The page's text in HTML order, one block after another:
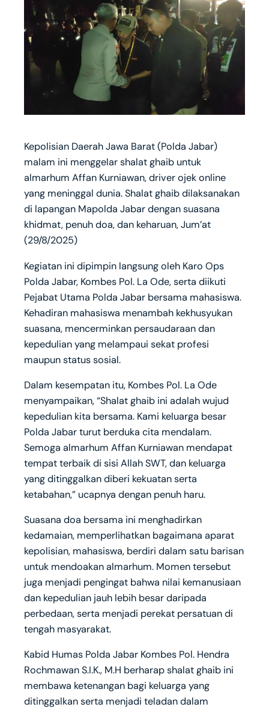
Kepolisian Daerah Jawa Barat (Polda Jabar)
malam ini menggelar shalat ghaib untuk
almarhum Affan Kurniawan, driver ojek online
yang meninggal dunia. Shalat ghaib dilaksanakan
di lapangan Mapolda Jabar dengan suasana
khidmat, penuh doa, dan keharuan, Jum’at
(29/8/2025)
Kegiatan ini dipimpin langsung oleh Karo Ops
Polda Jabar, Kombes Pol. La Ode, serta diikuti
Pejabat Utama Polda Jabar bersama mahasiswa.
Kehadiran mahasiswa menambah kekhusyukan
suasana, mencerminkan persaudaraan dan
kepedulian yang melampaui sekat profesi
maupun status sosial.
Dalam kesempatan itu, Kombes Pol. La Ode
menyampaikan, “Shalat ghaib ini adalah wujud
kepedulian kita bersama. Kami keluarga besar
Polda Jabar turut berduka cita mendalam.
Semoga almarhum Affan Kurniawan mendapat
tempat terbaik di sisi Allah SWT, dan keluarga
yang ditinggalkan diberi kekuatan serta
ketabahan,” ucapnya dengan penuh haru.
Suasana doa bersama ini menghadirkan
kedamaian, memperlihatkan bagaimana aparat
kepolisian, mahasiswa, berdiri dalam satu barisan
untuk mendoakan almarhum. Momen tersebut
juga menjadi pengingat bahwa nilai kemanusiaan
dan kepedulian jauh lebih besar daripada
perbedaan, serta menjadi perekat persatuan di
tengah masyarakat.
Kabid Humas Polda Jabar Kombes Pol. Hendra
Rochmawan S.I.K., M.H berharap shalat ghaib ini
membawa ketenangan bagi keluarga yang
ditinggalkan serta menjadi teladan dalam